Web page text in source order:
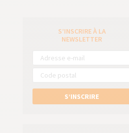
S’INSCRIRE À LA
NEWSLETTER
S’INSCRIRE